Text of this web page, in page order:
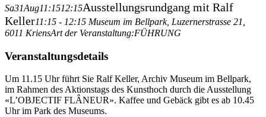
Sa31Aug11:1512:15Ausstellungsrundgang mit Ralf
Keller11:15 - 12:15 Museum im Bellpark, Luzernerstrasse 21,
6011 KriensArt der Veranstaltung:FÜHRUNG
Veranstaltungsdetails
Um 11.15 Uhr führt Sie Ralf Keller, Archiv Museum im Bellpark,
im Rahmen des Aktionstags des Kunsthoch durch die Ausstellung
«L’OBJECTIF FLÂNEUR». Kaffee und Gebäck gibt es ab 10.45
Uhr im Park des Museums.